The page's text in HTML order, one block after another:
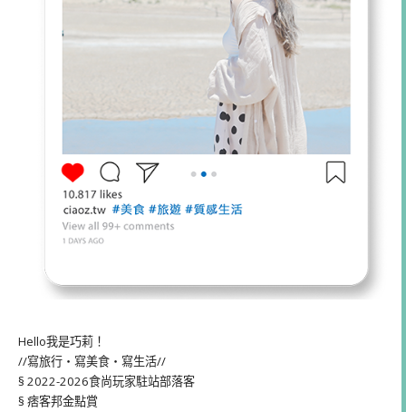
Hello我是巧莉！
//寫旅行・寫美食・寫生活//
§ 2022-2026食尚玩家駐站部落客
§ 痞客邦金點賞